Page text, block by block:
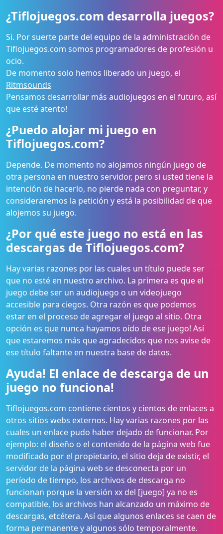
¿Tiflojuegos.com desarrolla juegos?
Si. Por suerte parte del equipo de la administración de
Tiflojuegos.com somos programadores de profesión u
ocio.
De momento solo hemos liberado un juego, el
Ritmsounds
Pensamos desarrollar más audiojuegos en el futuro, así
que esté atento!
¿Puedo alojar mi juego en
Tiflojuegos.com?
Depende. De momento no alojamos ningún juego de
otra persona en nuestro servidor, pero si usted tiene la
intención de hacerlo, no pierde nada con preguntar, y
consideraremos la petición y está la posibilidad de que
alojemos su juego.
¿Por qué este juego no está en las
descargas de Tiflojuegos.com?
Hay varias razones por las cuales un título puede ser
que no esté en nuestro archivo. La primera es que el
juego debe ser un audiojuego o un videojuego
accesible para ciegos. Otra razón es que podemos
estar en el proceso de agregar el juego al sitio. Otra
opción es que nunca hayamos oído de ese juego! Así
que estaremos más que agradecidos que nos avise de
ese título faltante en nuestra base de datos.
Ayuda! El enlace de descarga de un
juego no funciona!
Tiflojuegos.com contiene cientos y cientos de enlaces a
otros sitios webs externos. Hay varias razones por las
cuales un enlace pudo haber dejado de funcionar. Por
ejemplo: el diseño o el contenido de la página web fue
modificado por el propietario, el sitio deja de existir, el
servidor de la página web se desconecta por un
período de tiempo, los archivos de descarga no
funcionan porque la versión xx del [juego] ya no es
compatible, los archivos han alcanzado un máximo de
descargas, etcétera. Así que algunos enlaces se caen de
forma permanente y algunos sólo temporalmente.